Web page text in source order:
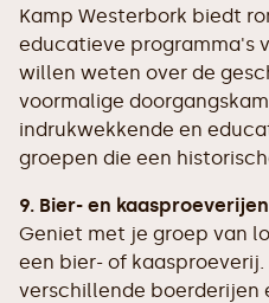
Kamp Westerbork biedt
educatieve programma's
willen weten over de
voormalige
indrukwekkende en
groepen die een
9. Bier- en kaasproeverijen
Geniet met je groep van
een bier- of
verschillende boerderijen